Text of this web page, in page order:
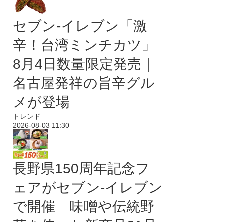
セブン-イレブン「激
辛！台湾ミンチカツ」
8月4日数量限定発売｜
名古屋発祥の旨辛グル
メが登場
トレンド
2026-08-03 11:30
長野県150周年記念フ
ェアがセブン-イレブン
で開催 味噌や伝統野